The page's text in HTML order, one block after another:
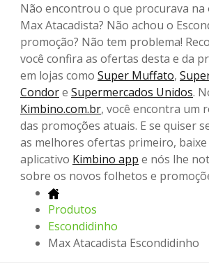
Não encontrou o que procurava
Max Atacadista? Não achou o
promoção? Não tem problema!
você confira as ofertas desta e da
em lojas como Super Muffato,
Condore Supermercados Unidos.
Kimbino.com.br, você encontra um
das promoções atuais. E se quiser
as melhores ofertas primeiro,
aplicativo Kimbino app e nós lhe
sobre os novos folhetos e
Produtos
Escondidinho
Max Atacadista Escondidinho